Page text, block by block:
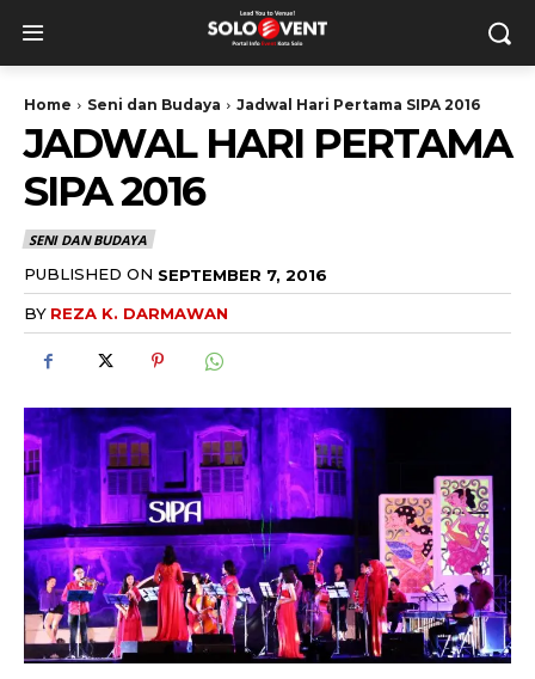
Home Seni dan Budaya Jadwal Hari Pertama SIPA 2016
JADWAL HARI PERTAMA
SIPA 2016
SENI DAN BUDAYA
PUBLISHED ON SEPTEMBER 7, 2016
BY REZA K. DARMAWAN